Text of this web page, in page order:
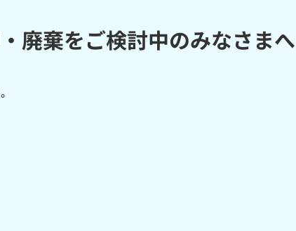
廃棄をご検討中のみなさまへ